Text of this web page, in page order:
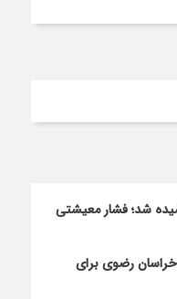
شد؛ فشار معیشتی
رضوی برای